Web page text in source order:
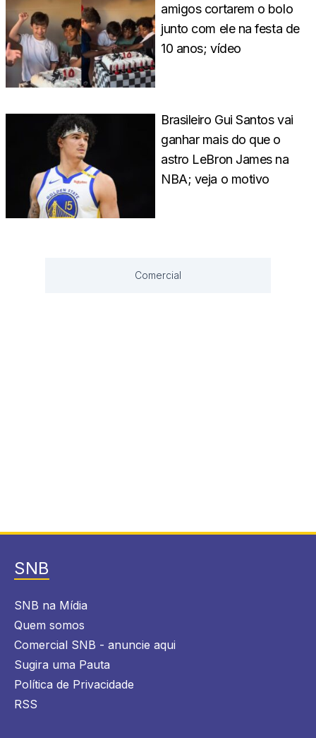
amigos cortarem o bolo
junto com ele na festa de
10 anos; vídeo
Brasileiro Gui Santos vai
ganhar mais do que o
astro LeBron James na
NBA; veja o motivo
Comercial
SNB
SNB na Mídia
Quem somos
Comercial SNB - anuncie aqui
Sugira uma Pauta
Política de Privacidade
RSS